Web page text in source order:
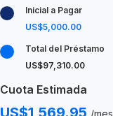
Inicial a Pagar
US$5,000.00
Total del Préstamo
US$97,310.00
Cuota Estimada
US$1,569.95 /mes